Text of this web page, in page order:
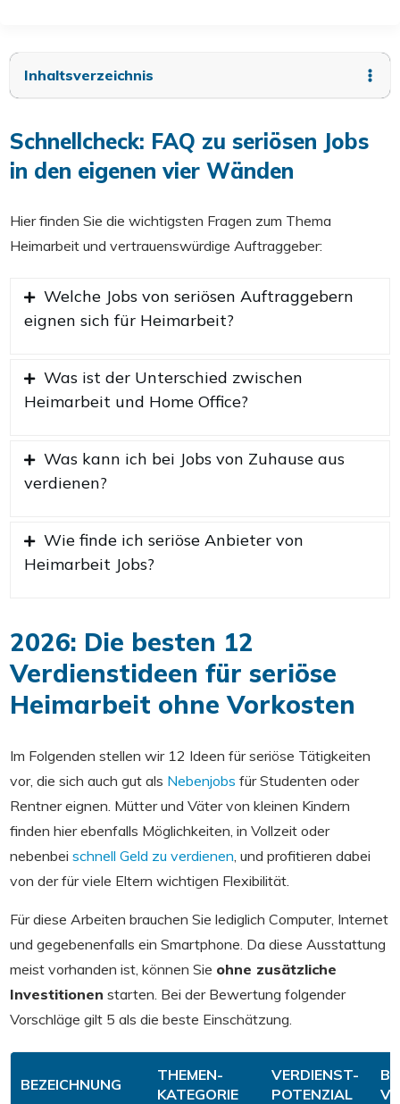
Inhaltsverzeichnis
Schnellcheck: FAQ zu seriösen Jobs
in den eigenen vier Wänden
Hier finden Sie die wichtigsten Fragen zum Thema
Heimarbeit und vertrauenswürdige Auftraggeber:
Welche Jobs von seriösen Auftraggebern
eignen sich für Heimarbeit?
Was ist der Unterschied zwischen
Heimarbeit und Home Office?
Was kann ich bei Jobs von Zuhause aus
verdienen?
Wie finde ich seriöse Anbieter von
Heimarbeit Jobs?
2026: Die besten 12
Verdienstideen für seriöse
Heimarbeit ohne Vorkosten
Im Folgenden stellen wir 12 Ideen für seriöse Tätigkeiten
vor, die sich auch gut als Nebenjobs für Studenten oder
Rentner eignen. Mütter und Väter von kleinen Kindern
finden hier ebenfalls Möglichkeiten, in Vollzeit oder
nebenbei schnell Geld zu verdienen, und profitieren dabei
von der für viele Eltern wichtigen Flexibilität.
Für diese Arbeiten brauchen Sie lediglich Computer, Internet
und gegebenenfalls ein Smartphone. Da diese Ausstattung
meist vorhanden ist, können Sie ohne zusätzliche
Investitionen starten. Bei der Bewertung folgender
Vorschläge gilt 5 als die beste Einschätzung.
BEZEICHNUNG
THEMEN-
KATEGORIE
VERDIENST-
POTENZIAL